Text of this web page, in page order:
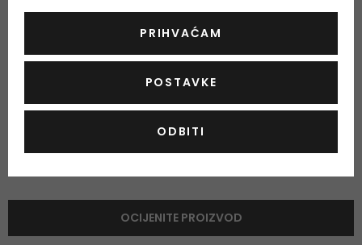
OPIS OCJENA
OCIJENITE PROIZVOD
OSTALE INFORMACIJE
PRIHVAĆAM
POSTAVKE
ODBITI